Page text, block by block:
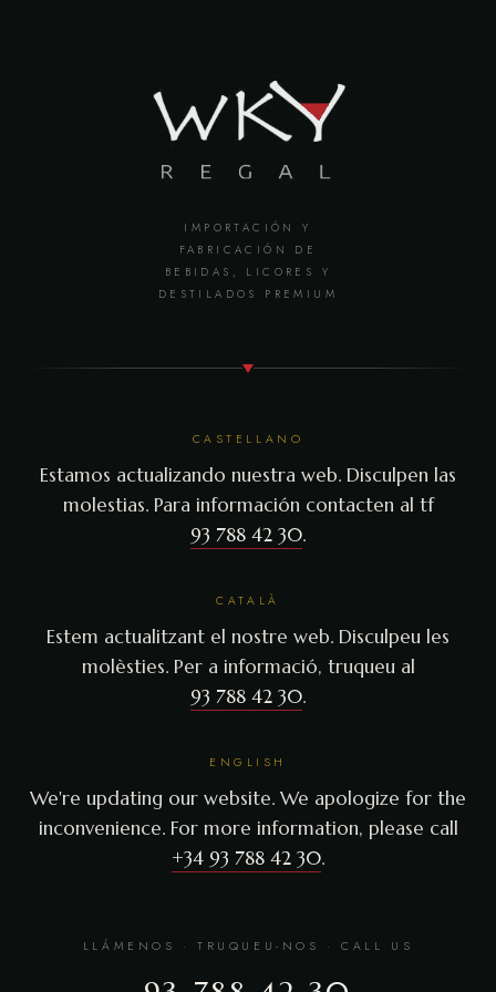
IMPORTACIÓN Y
FABRICACIÓN DE
BEBIDAS, LICORES Y
DESTILADOS PREMIUM
CASTELLANO
Estamos actualizando nuestra web. Disculpen las
molestias. Para información contacten al tf
93 788 42 30.
CATALÀ
Estem actualitzant el nostre web. Disculpeu les
molèsties. Per a informació, truqueu al
93 788 42 30.
ENGLISH
We're updating our website. We apologize for the
inconvenience. For more information, please call
+34 93 788 42 30.
LLÁMENOS · TRUQUEU-NOS · CALL US